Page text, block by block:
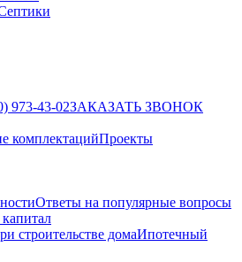
973-43-02ЗАКАЗАТЬ ЗВОНОК
комплектацийПроекты
Ответы на популярные вопросы
строительстве домаИпотечный